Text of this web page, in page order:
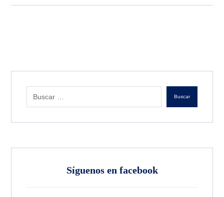
Buscar
Síguenos en facebook